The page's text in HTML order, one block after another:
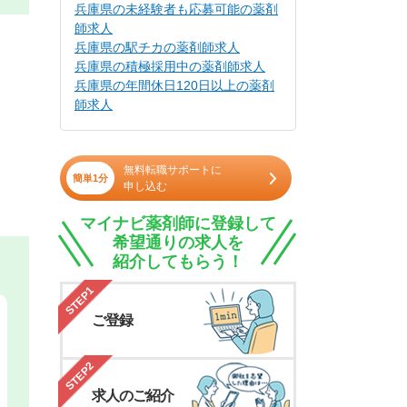
兵庫県の未経験者も応募可能の薬剤
師求人
兵庫県の駅チカの薬剤師求人
兵庫県の積極採用中の薬剤師求人
兵庫県の年間休日120日以上の薬剤
師求人
簡単1分
無料転職サポートに
申し込む
マイナビ薬剤師に登録して
希望通りの求人を
紹介してもらう！
STEP1
ご登録
STEP2
求人のご紹介